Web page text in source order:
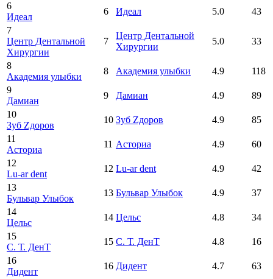
6
Идеал
6 Идеал 5.0
43
7
Центр Дентальной
Хирургии
7
Центр Дентальной
Хирургии
5.0 33
8
Академия улыбки
8 Академия улыбки 4.9
118
9
Дамиан
9 Дамиан 4.9
89
10
Зуб Zдоров
10 Зуб Zдоров 4.9
85
11
Асториа
11 Асториа 4.9
60
12
Lu-ar dent
12 Lu-ar dent 4.9
42
13
Бульвар Улыбок
13 Бульвар Улыбок 4.9
37
14
Цельс
14 Цельс 4.8
34
15
С. Т. ДенТ
15 С. Т. ДенТ 4.8
16
16
Дидент
16 Дидент 4.7
63